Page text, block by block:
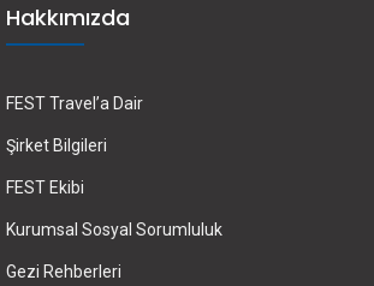
Hakkımızda
FEST Travel’a Dair
Şirket Bilgileri
FEST Ekibi
Kurumsal Sosyal Sorumluluk
Gezi Rehberleri